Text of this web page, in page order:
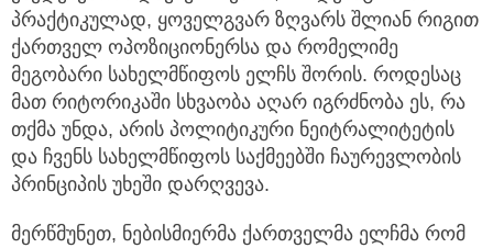
პრაქტიკულად, ყოველგვარ ზღვარს შლიან რიგით
ქართველ ოპოზიციონერსა და რომელიმე
მეგობარი სახელმწიფოს ელჩს შორის. როდესაც
მათ რიტორიკაში სხვაობა აღარ იგრძნობა ეს, რა
თქმა უნდა, არის პოლიტიკური ნეიტრალიტეტის
და ჩვენს სახელმწიფოს საქმეებში ჩაურევლობის
პრინციპის უხეში დარღვევა.
მერწმუნეთ, ნებისმიერმა ქართველმა ელჩმა რომ